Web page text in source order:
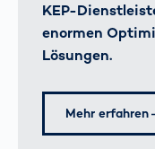
KEP-
enormen
Lösungen.
Mehr erfahren